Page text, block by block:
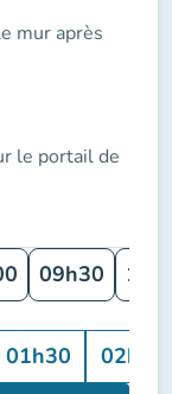
mur après
le portail de
09h30
01h30 02h00